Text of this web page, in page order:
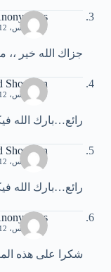
9 أغسطس، 2012 | 4:15 ص
جزاك‏ ‏الله‏ ‏خير‏ ‏،،‏
Shouman
9 أغسطس، 2012 | 4:56 ص
رائع…بارك الله
Shouman
9 أغسطس، 2012 | 4:57 ص
رائع…بارك الله
9 أغسطس، 2012 | 2:07 م
شكرا على هذه